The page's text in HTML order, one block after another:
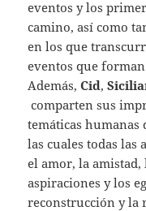
eventos y los
camino, así como
en los que
eventos que
Además,Cid,S
comparten sus
temáticas humanas
las cuales todas
el amor, la amistad,
aspiraciones y los
reconstrucción y la